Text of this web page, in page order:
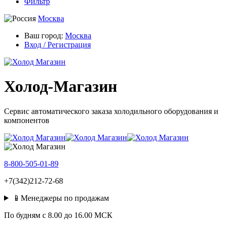
Москва
Ваш город: Москва
Вход / Регистрация
Холод-Магазин
Сервис автоматического заказа холодильного оборудования и
компонентов
8-800-505-01-89
+7(342)212-72-68
📱Менеджеры по продажам
По будням c 8.00 до 16.00 МСК